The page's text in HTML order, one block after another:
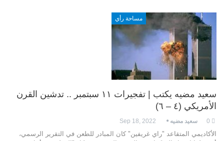
مساحة رأي
سعيد مضيه يكتب | تفجيرات ١١ سبتمبر .. تدشين القرن
الأمريكي (٤ – ٦)
سعيد مضيه Sep 18, 2022
الأكاديمي المتقاعد "راي غريفين" كان المبادر للطعن في التقرير الرسمي،